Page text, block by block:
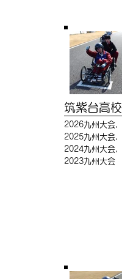
筑紫台高校
2026九州大会,
2025九州大会,
2024九州大会,
2023九州大会